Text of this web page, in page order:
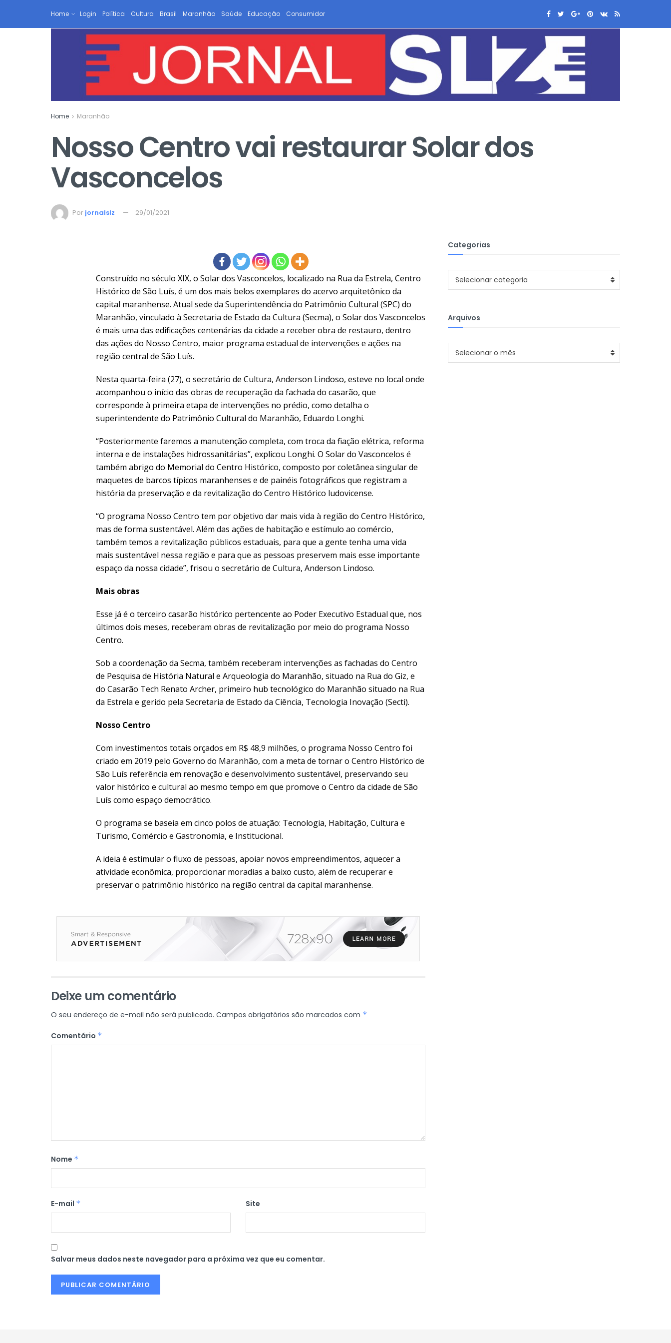
Home Login Política Cultura Brasil Maranhão Saúde Educação Consumidor
Home Maranhão
Nosso Centro vai restaurar Solar dos
Vasconcelos
Por jornalslz 29/01/2021
Construído no século XIX, o Solar dos Vasconcelos, localizado na Rua da Estrela, Centro
Histórico de São Luís, é um dos mais belos exemplares do acervo arquitetônico da
capital maranhense. Atual sede da Superintendência do Patrimônio Cultural (SPC) do
Maranhão, vinculado à Secretaria de Estado da Cultura (Secma), o Solar dos Vasconcelos
é mais uma das edificações centenárias da cidade a receber obra de restauro, dentro
das ações do Nosso Centro, maior programa estadual de intervenções e ações na
região central de São Luís.
Nesta quarta-feira (27), o secretário de Cultura, Anderson Lindoso, esteve no local onde
acompanhou o início das obras de recuperação da fachada do casarão, que
corresponde à primeira etapa de intervenções no prédio, como detalha o
superintendente do Patrimônio Cultural do Maranhão, Eduardo Longhi.
“Posteriormente faremos a manutenção completa, com troca da fiação elétrica, reforma
interna e de instalações hidrossanitárias”, explicou Longhi. O Solar do Vasconcelos é
também abrigo do Memorial do Centro Histórico, composto por coletânea singular de
maquetes de barcos típicos maranhenses e de painéis fotográficos que registram a
história da preservação e da revitalização do Centro Histórico ludovicense.
“O programa Nosso Centro tem por objetivo dar mais vida à região do Centro Histórico,
mas de forma sustentável. Além das ações de habitação e estímulo ao comércio,
também temos a revitalização públicos estaduais, para que a gente tenha uma vida
mais sustentável nessa região e para que as pessoas preservem mais esse importante
espaço da nossa cidade”, frisou o secretário de Cultura, Anderson Lindoso.
Mais obras
Esse já é o terceiro casarão histórico pertencente ao Poder Executivo Estadual que, nos
últimos dois meses, receberam obras de revitalização por meio do programa Nosso
Centro.
Sob a coordenação da Secma, também receberam intervenções as fachadas do Centro
de Pesquisa de História Natural e Arqueologia do Maranhão, situado na Rua do Giz, e
do Casarão Tech Renato Archer, primeiro hub tecnológico do Maranhão situado na Rua
da Estrela e gerido pela Secretaria de Estado da Ciência, Tecnologia Inovação (Secti).
Nosso Centro
Com investimentos totais orçados em R$ 48,9 milhões, o programa Nosso Centro foi
criado em 2019 pelo Governo do Maranhão, com a meta de tornar o Centro Histórico de
São Luís referência em renovação e desenvolvimento sustentável, preservando seu
valor histórico e cultural ao mesmo tempo em que promove o Centro da cidade de São
Luís como espaço democrático.
O programa se baseia em cinco polos de atuação: Tecnologia, Habitação, Cultura e
Turismo, Comércio e Gastronomia, e Institucional.
A ideia é estimular o fluxo de pessoas, apoiar novos empreendimentos, aquecer a
atividade econômica, proporcionar moradias a baixo custo, além de recuperar e
preservar o patrimônio histórico na região central da capital maranhense.
Deixe um comentário
O seu endereço de e-mail não será publicado. Campos obrigatórios são marcados com *
Comentário *
Nome *
E-mail * Site
Salvar meus dados neste navegador para a próxima vez que eu comentar.
Categorias
Categorias
Selecionar categoria
Arquivos
Arquivos
Selecionar o mês